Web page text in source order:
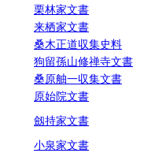
栗林家文書
来栖家文書
桑木正道収集史料
狗留孫山修禅寺文書
桑原舳一収集文書
原始院文書
劔持家文書
小泉家文書